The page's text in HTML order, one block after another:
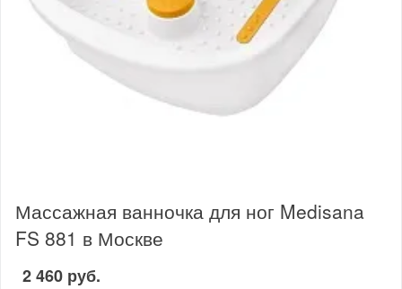
Массажная ванночка для ног Medisana
FS 881 в Москве
2 460 руб.